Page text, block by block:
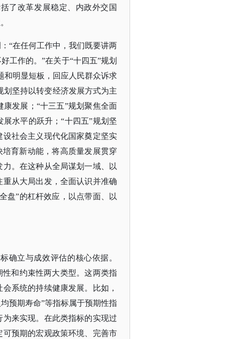
了改革发展稳定、内政外交国
“在任何工作中，我们既要讲两
工作的。”在关于“十四五”规划
和明显短板，回应人民群众诉求
划坚持以转变经济发展方式为主
发展；“十三五”规划聚焦全面
水平的跃升；“十四五”规划坚
社会主义现代化国家奠定坚实
育新动能，将高质量发展贯穿
。在这种从全局谋划一域、以
从大局出发，全面认识并准确
盘”的杠杆效应，以点带面、以
确立与成效评估的核心依据。
和约束性两大类型。这两类指
系统的持续健康发展。比如，
预期寿命”等指标属于预期性指
来实现。在此类指标的实现过
预期的宏观政策环境、完善市